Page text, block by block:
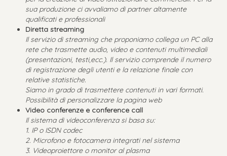
sua produzione ci avvaliamo di partner altamente
qualificati e professionali
Diretta streaming
Il servizio di streaming che proponiamo collega un PC alla
rete che trasmette audio, video e contenuti multimediali
(presentazioni, testi,ecc.). Il servizio comprende il numero
di registrazione degli utenti e la relazione finale con
relative statistiche.
Siamo in grado di trasmettere contenuti in vari formati.
Possibilità di personalizzare la pagina web
Video conferenze e conference call
Il sistema di videoconferenza si basa su:
1. IP o ISDN codec
2. Microfono e fotocamera integrati nel sistema
3. Videoproiettore o monitor al plasma